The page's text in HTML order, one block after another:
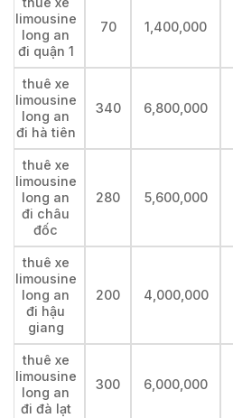
limousine
long an
đi quận 1
70 1,400,000
thuê xe
limousine
long an
đi hà tiên
340 6,800,000
thuê xe
limousine
long an
đi châu
đốc
280 5,600,000
thuê xe
limousine
long an
đi hậu
giang
200 4,000,000
thuê xe
limousine
long an
đi đà lạt
300 6,000,000